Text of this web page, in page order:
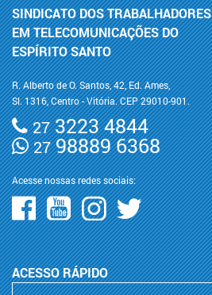
SINDICATO DOS TRABALHADORES
EM TELECOMUNICAÇÕES DO
ESPÍRITO SANTO
R. Alberto de O. Santos, 42, Ed. Ames,
Sl. 1316, Centro - Vitória. CEP 29010-901.
273223 4844
2798889 6368
Acesse nossas redes sociais:
ACESSO RÁPIDO